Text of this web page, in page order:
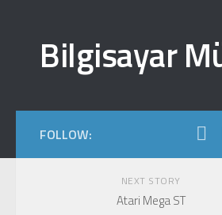
Bilgisayar
FOLLOW:
NEXT STORY
Atari Mega ST